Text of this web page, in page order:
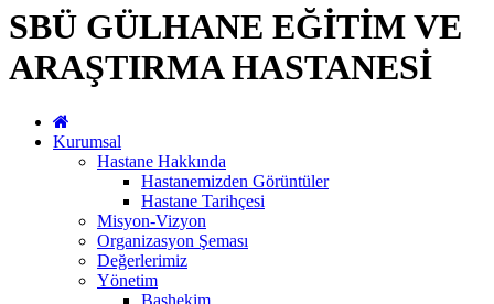
SBÜ GÜLHANE EĞİTİM VE
ARAŞTIRMA HASTANESİ
Kurumsal
Hastane Hakkında
Hastanemizden Görüntüler
Hastane Tarihçesi
Misyon-Vizyon
Organizasyon Şeması
Değerlerimiz
Yönetim
Başhekim